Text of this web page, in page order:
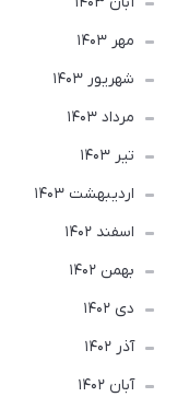
مهر 1403
شهریور 1403
مرداد 1403
تير 1403
ارديبهشت 1403
اسفند 1402
بهمن 1402
دی 1402
آذر 1402
آبان 1402